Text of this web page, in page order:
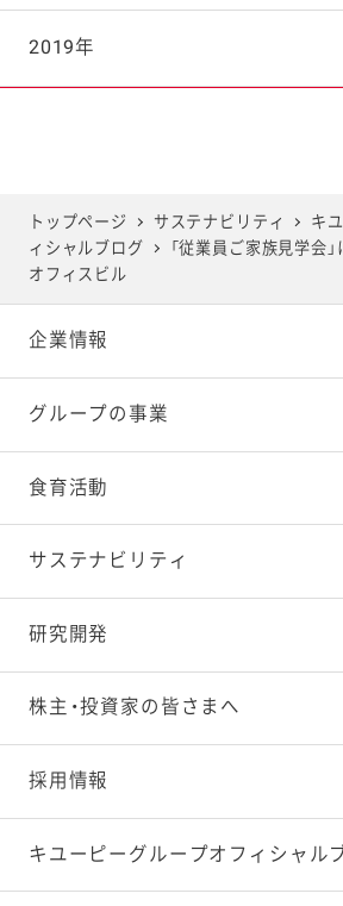
2025年7月
2025年4月
2025年3月
2025年2月
2024年8月
2024年5月
2024年4月
2024年3月
2023年9月
2023年6月
2023年5月
2023年4月
2022年10月
2022年7月
2022年6月
2022年5月
2021年11月
2021年8月
2021年7月
2021年6月
2020年12月
2020年9月
2020年8月
2020年7月
2019年
2019年10月
2019年9月
2019年8月
トップページ サステナビリティ
キ
ィシャルブログ
「従業員ご家族見学会
オフィスビル
企業情報
グループの事業
食育活動
サステナビリティ
研究開発
株主・投資家の皆さまへ
採用情報
キユーピーグループオフィシャル